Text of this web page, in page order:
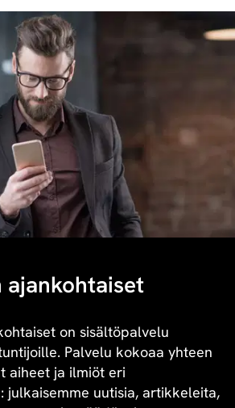
on sisältöpalvelu
Palvelu kokoaa yhteen
aiheet ja ilmiöt eri
julkaisemme uutisia, artikkeleita,